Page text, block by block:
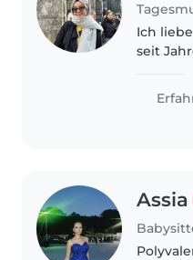
Ich
seit
und
Assia